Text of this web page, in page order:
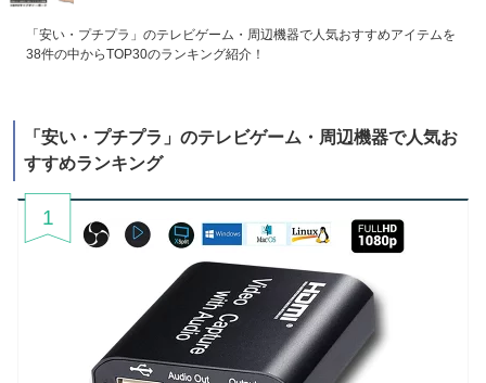
「安い・プチプラ」のテレビゲーム・周辺機器で人気おすすめアイテムを
38件の中からTOP30のランキング紹介！
「安い・プチプラ」のテレビゲーム・周辺機器で人気お
すすめランキング
1